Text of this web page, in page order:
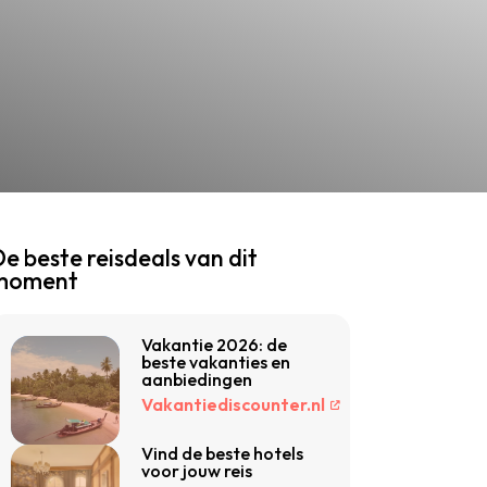
beste reisdeals van dit
Vakantie 2026: de
beste vakanties en
aanbiedingen
Vakantiediscounter.nl
Vind de beste hotels
voor jouw reis